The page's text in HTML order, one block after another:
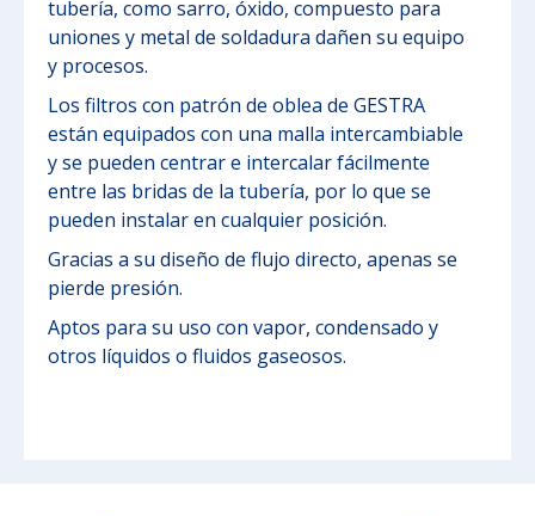
tubería, como sarro, óxido, compuesto para
uniones y metal de soldadura dañen su equipo
y procesos.
Los filtros con patrón de oblea de GESTRA
están equipados con una malla intercambiable
y se pueden centrar e intercalar fácilmente
entre las bridas de la tubería, por lo que se
pueden instalar en cualquier posición.
Gracias a su diseño de flujo directo, apenas se
pierde presión.
Aptos para su uso con vapor, condensado y
otros líquidos o fluidos gaseosos.